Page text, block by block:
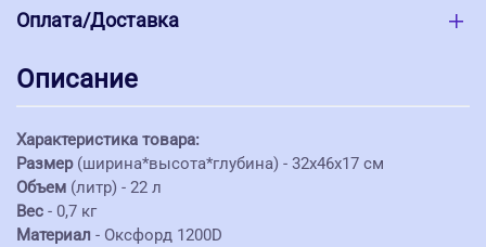
Оплата/Доставка
Описание
Характеристика товара:
Размер(ширина*высота*глубина) - 32х46х17 см
Объем (литр) - 22 л
Вес - 0,7 кг
Материал - Оксфорд 1200D